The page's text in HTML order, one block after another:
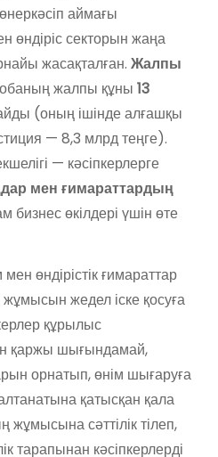
аймағы
өндіріс секторын жаңа
жасақталған. Жалпы
жалпы құны 13
(оның ішінде алғашқы
— 8,3 млрд теңге).
— кәсіпкерлерге
мен ғимараттардың
өкілдері үшін өте
өндірістік ғимараттар
жедел іске қосуға
құрылыс
қаржы шығындамай,
орнатып, өнім шығаруға
қатысқан қала
жұмысына сәттілік тілеп,
тарапынан кәсіпкерлерді